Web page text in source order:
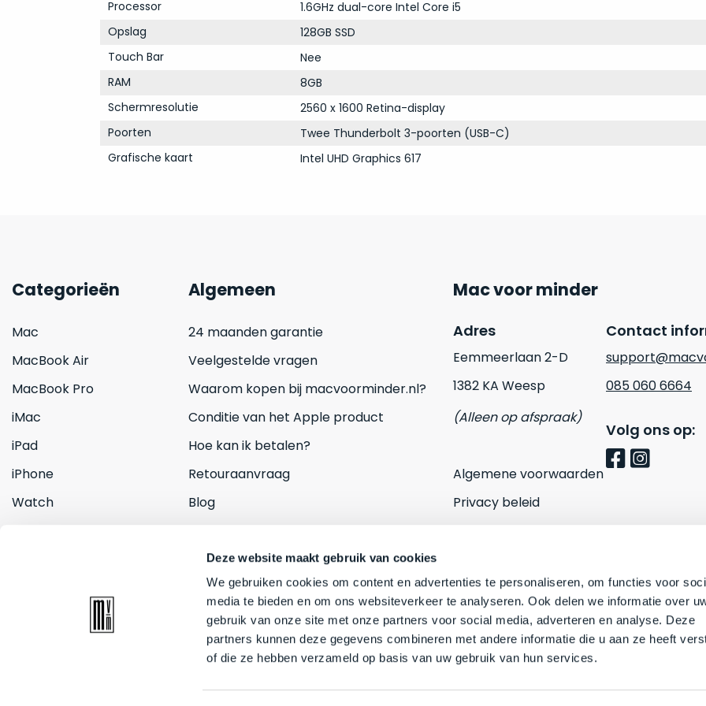
Deze website maakt gebruik van cookies
We gebruiken cookies om content en advertenties te personaliseren, om functies voor
media te bieden en om ons websiteverkeer te analyseren. Ook delen we informatie over
gebruik van onze site met onze partners voor social media, adverteren en analyse. Deze
partners kunnen deze gegevens combineren met andere informatie die u aan ze heeft
of die ze hebben verzameld op basis van uw gebruik van hun services.
Processor
1.6GHz dual-core Intel Core i5
Opslag
128GB SSD
Touch Bar
Nee
RAM
8GB
Schermresolutie
2560 x 1600 Retina-display
Poorten
Twee Thunderbolt 3-poorten (USB-C)
Grafische kaart
Intel UHD Graphics 617
Categorieën
Mac
MacBook Air
MacBook Pro
iMac
iPad
iPhone
Watch
Algemeen
24 maanden garantie
Veelgestelde vragen
Waarom kopen bij macvoorminder.nl?
Conditie van het Apple product
Hoe kan ik betalen?
Retouraanvraag
Blog
Mac voor minder
Adres
Eemmeerlaan 2-D
1382 KA Weesp
(Alleen op afspraak)
Algemene voorwaarden
Privacy beleid
Contact
085 060 6664
Volg ons op: